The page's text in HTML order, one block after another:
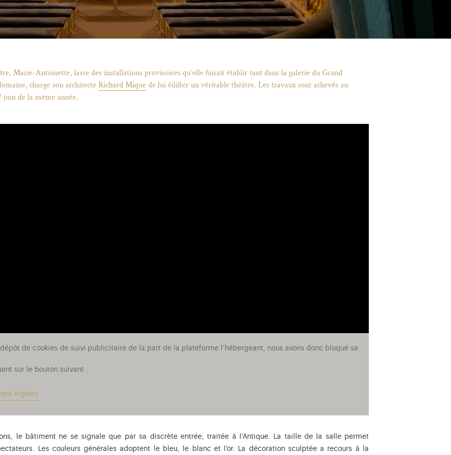
Marie-Antoinette, lasse des installations provisoires qu’elle faisait établir tant dans la galerie du Grand
charge son architecteRichard Miquede lui édifier un véritable théâtre. Les travaux sont achevés au
juin de la même année.
de cookies de suivi publicitaire de la part de la plateforme l’hébergeant, nous avons donc bloqué sa
sur le bouton suivant :
légales
le bâtiment ne se signale que par sa discrète entrée, traitée à l’Antique. La taille de la salle permet
Les couleurs générales adoptent le bleu, le blanc et l’or. La décoration sculptée a recours à la